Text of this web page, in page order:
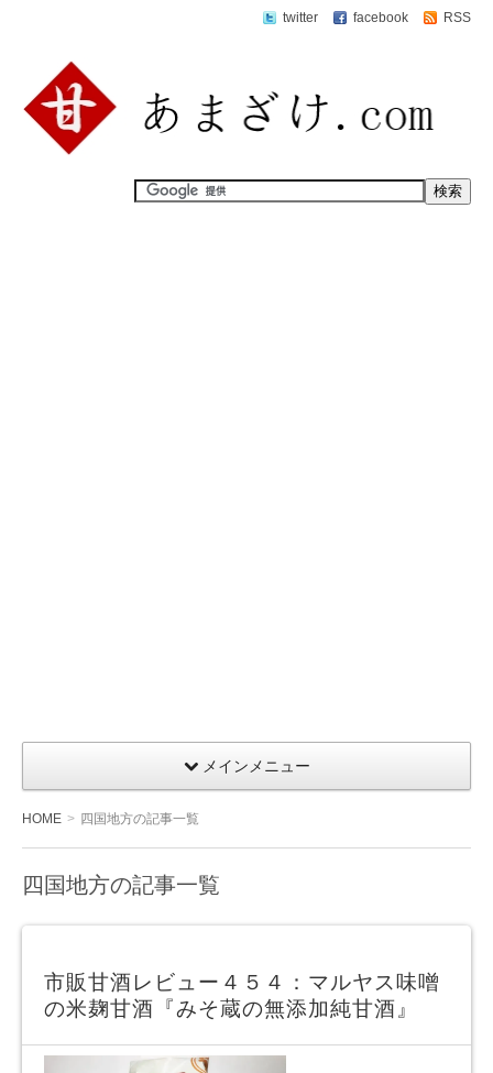
twitter facebook RSS
メインメニュー
HOME 四国地方の記事一覧
四国地方の記事一覧
市販甘酒レビュー４５４：マルヤス味噌
の米麹甘酒『みそ蔵の無添加純甘酒』